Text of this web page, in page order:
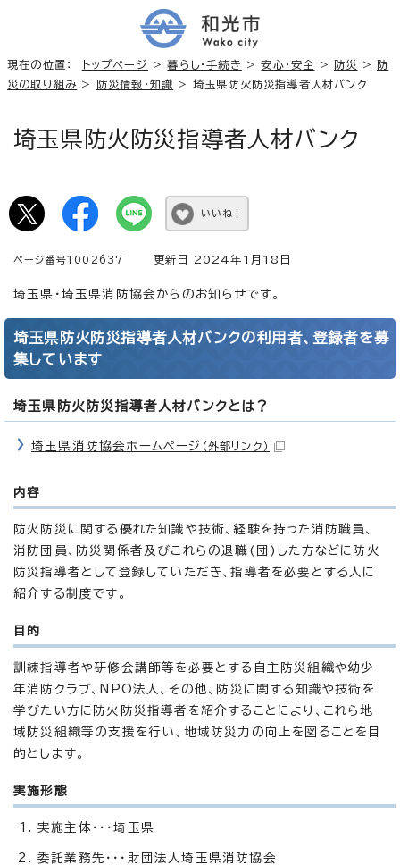
現在の位置： トップページ >暮らし・手続き >安心・安全 > 防災 >
防
災の取り組み > 防災情報・知識 > 埼玉県防火防災指導者人材バンク
埼玉県防火防災指導者人材バンク
いいね！
ページ番号1002637 更新日 2024年1月18日
埼玉県・埼玉県消防協会からのお知らせです。
埼玉県防火防災指導者人材バンクの利用者、登録者を募
集しています
埼玉県防火防災指導者人材バンクとは？
埼玉県消防協会ホームページ （外部リンク）
内容
防火防災に関する優れた知識や技術、経験を持った消防職員、
消防団員、防災関係者及びこれらの退職(団)した方などに防火
防災指導者として登録していただき、指導者を必要とする人に
紹介する制度です。
目的
訓練指導者や研修会講師等を必要とする自主防災組織や幼少
年消防クラブ、NPO法人、その他、防災に関する知識や技術を
学びたい方に防火防災指導者を紹介することにより、これら地
域防災組織等の支援を行い、地域防災力の向上を図ることを目
的とします。
実施形態
実施主体・・・埼玉県
委託業務先・・・財団法人埼玉県消防協会